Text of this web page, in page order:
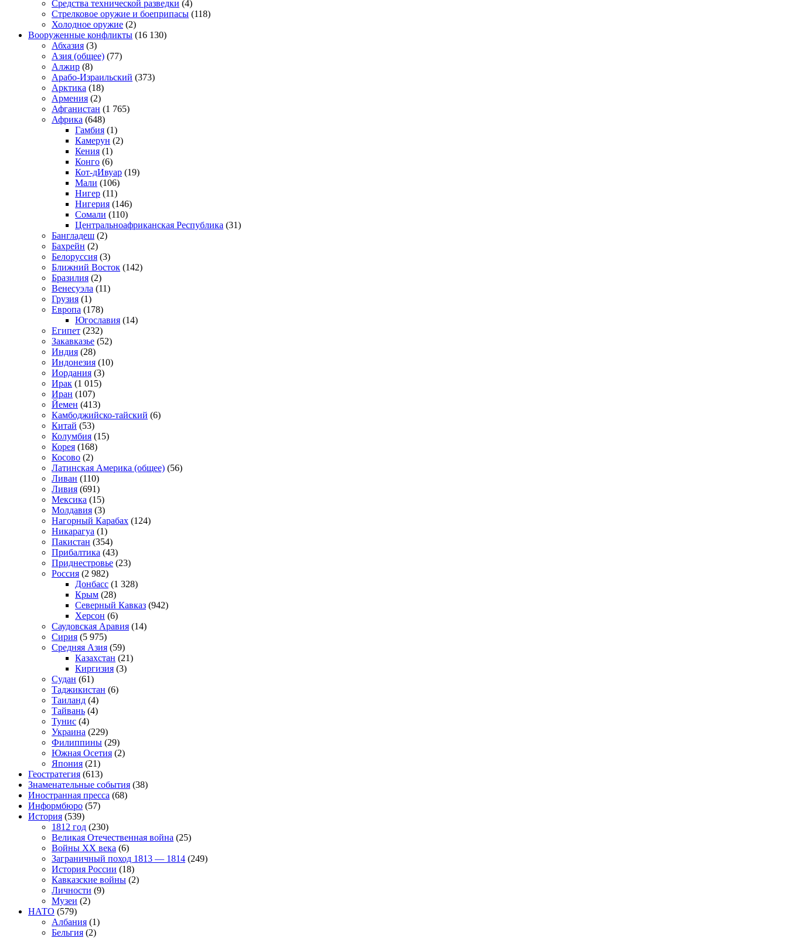
Средства технической разведки (4)
Стрелковое оружие и боеприпасы (118)
Холодное оружие (2)
Вооруженные конфликты (16 130)
Абхазия (3)
Азия (общее) (77)
Алжир (8)
Арабо-Израильский (373)
Арктика (18)
Армения (2)
Афганистан (1 765)
Африка (648)
Гамбия (1)
Камерун (2)
Кения (1)
Конго (6)
Кот-дИвуар (19)
Мали (106)
Нигер (11)
Нигерия (146)
Сомали (110)
Центральноафриканская Республика (31)
Бангладеш (2)
Бахрейн (2)
Белоруссия (3)
Ближний Восток (142)
Бразилия (2)
Венесуэла (11)
Грузия (1)
Европа (178)
Югославия (14)
Египет (232)
Закавказье (52)
Индия (28)
Индонезия (10)
Иордания (3)
Ирак (1 015)
Иран (107)
Йемен (413)
Камбоджийско-тайский (6)
Китай (53)
Колумбия (15)
Корея (168)
Косово (2)
Латинская Америка (общее) (56)
Ливан (110)
Ливия (691)
Мексика (15)
Молдавия (3)
Нагорный Карабах (124)
Никарагуа (1)
Пакистан (354)
Прибалтика (43)
Приднестровье (23)
Россия (2 982)
Донбасс (1 328)
Крым (28)
Северный Кавказ (942)
Херсон (6)
Саудовская Аравия (14)
Сирия (5 975)
Средняя Азия (59)
Казахстан (21)
Киргизия (3)
Судан (61)
Таджикистан (6)
Таиланд (4)
Тайвань (4)
Тунис (4)
Украина (229)
Филиппины (29)
Южная Осетия (2)
Япония (21)
Геостратегия (613)
Знаменательные события (38)
Иностранная пресса (68)
Информбюро (57)
История (539)
1812 год (230)
Великая Отечественная война (25)
Войны XX века (6)
Заграничный поход 1813 — 1814 (249)
История России (18)
Кавказские войны (2)
Личности (9)
Музеи (2)
НАТО (579)
Албания (1)
Бельгия (2)